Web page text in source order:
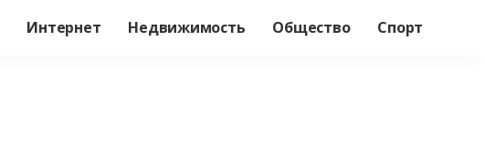
Интернет Недвижимость Общество Спорт